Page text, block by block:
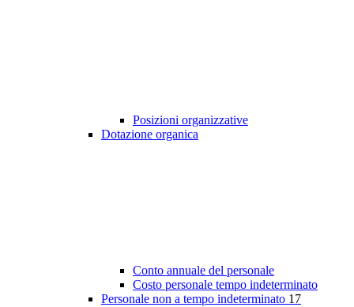
Posizioni organizzative
Dotazione organica
Conto annuale del personale
Costo personale tempo indeterminato
Personale non a tempo indeterminato 17